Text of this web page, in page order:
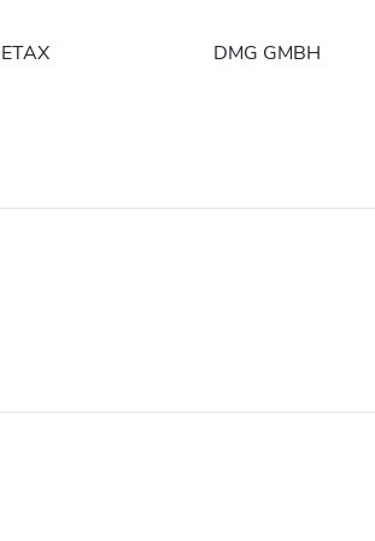
DMG GMBH